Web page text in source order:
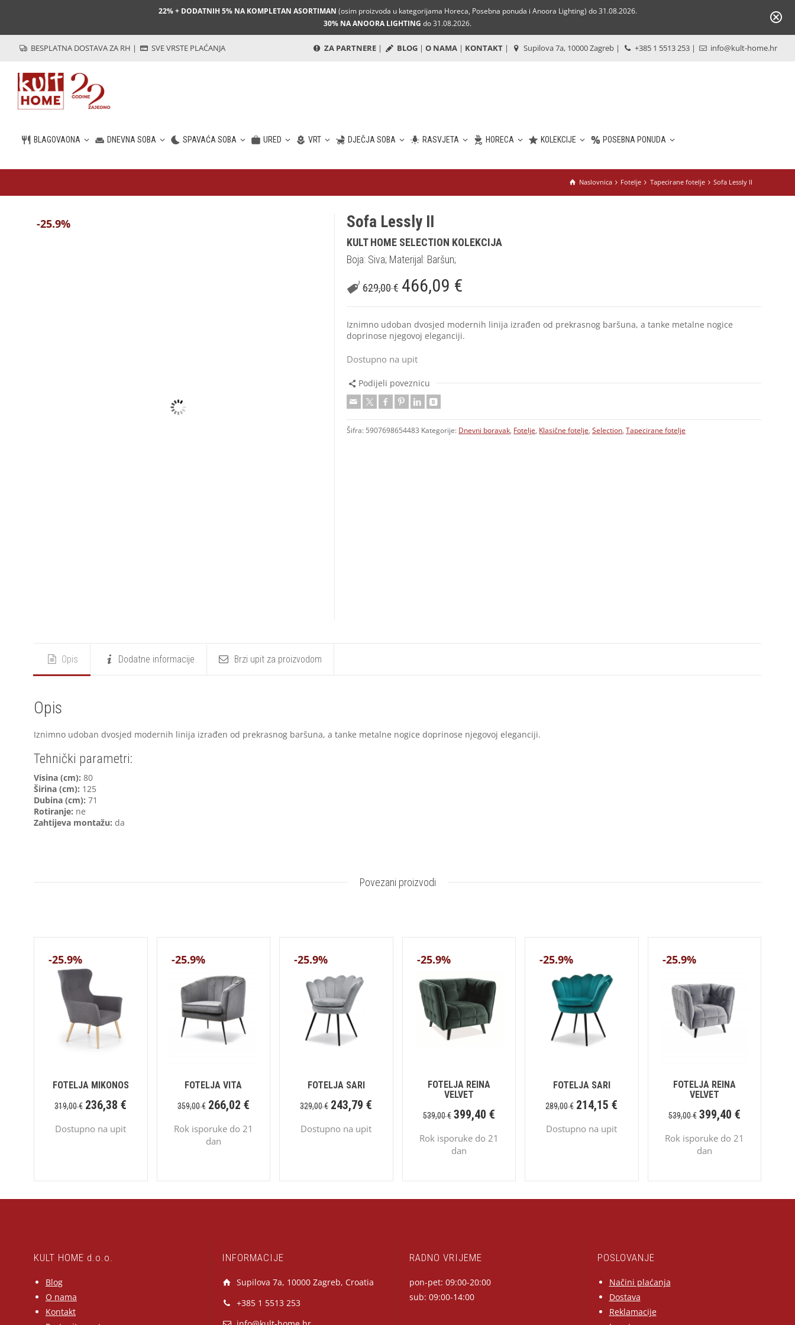
22% + DODATNIH 5% NA KOMPLETAN ASORTIMAN (osim proizvoda u kategorijama Horeca, Posebna ponuda i Anoora Lighting) do 31.08.2026.
30% NA ANOORA LIGHTING do 31.08.2026.
BESPLATNA DOSTAVA ZA RH | SVE VRSTE PLAĆANJA ZA PARTNERE | BLOG | O NAMA | KONTAKT | Supilova 7a, 10000 Zagreb | +385 1 5513 253 | info@kult-home.hr
BLAGOVAONA DNEVNA SOBA SPAVAĆA SOBA URED VRT DJEČJA SOBA RASVJETA HORECA KOLEKCIJE POSEBNA PONUDA
HR
Naslovnica Fotelje Tapecirane fotelje Sofa Lessly II
-25.9% Sofa Lessly II
KULT HOME SELECTION KOLEKCIJA
Boja: Siva; Materijal: Baršun;
629,00€ 466,09 €
Iznimno udoban dvosjed modernih linija izrađen od prekrasnog baršuna, a tanke metalne nogice
doprinose njegovoj eleganciji.
Dostupno na upit
Podijeli poveznicu
Šifra: 5907698654483 Kategorije: Dnevni boravak Fotelje Klasične fotelje ,Selection ,Tapecirane fotelje
Opis Dodatne informacije Brzi upit za proizvodom
Opis
Iznimno udoban dvosjed modernih linija izrađen od prekrasnog baršuna, a tanke metalne nogice doprinose njegovoj eleganciji.
Tehnički parametri:
Visina (cm): 80
Širina (cm): 125
Dubina (cm): 71
Rotiranje: ne
Zahtijeva montažu: da
Povezani proizvodi
-25.9%
FOTELJA MIKONOS
319,00€ 236,38€
Dostupno na upit
-25.9%
FOTELJA VITA
359,00€ 266,02 €
Rok isporuke do 21
dan
-25.9%
FOTELJA SARI
329,00€ 243,79€
Dostupno na upit
-25.9%
FOTELJA REINA
VELVET
539,00€ 399,40 €
Rok isporuke do 21
dan
-25.9%
FOTELJA SARI
289,00€ 214,15€
Dostupno na upit
-25.9%
FOTELJA REINA
VELVET
539,00€ 399,40 €
Rok isporuke do 21
dan
KULT HOME d.o.o.
Blog
O nama
Kontakt
INFORMACIJE
Supilova 7a, 10000 Zagreb, Croatia
+385 1 5513 253
RADNO VRIJEME
pon-pet: 09:00-20:00
sub: 09:00-14:00
POSLOVANJE
Načini plaćanja
Dostava
Reklamacije